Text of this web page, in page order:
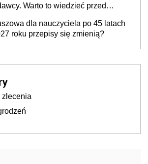
Warto to wiedzieć przed
dla nauczyciela po 45 latach
roku przepisy się zmienią?
zlecenia